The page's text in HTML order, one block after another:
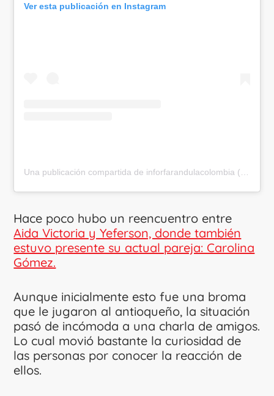
Ver esta publicación en Instagram
Hace poco hubo un reencuentro entre
Aida Victoria y Yeferson, donde también
estuvo presente su actual pareja: Carolina
Gómez.
Aunque inicialmente esto fue una broma
que le jugaron al antioqueño, la situación
pasó de incómoda a una charla de amigos.
Lo cual movió bastante la curiosidad de
las personas por conocer la reacción de
ellos.